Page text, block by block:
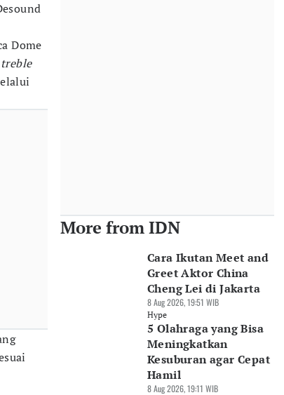
Dome
treble
More from IDN
Cara Ikutan Meet and
Greet Aktor China
Cheng Lei di Jakarta
8 Aug 2026, 19:51 WIB
Hype
5 Olahraga yang Bisa
Meningkatkan
Kesuburan agar Cepat
Hamil
8 Aug 2026, 19:11 WIB